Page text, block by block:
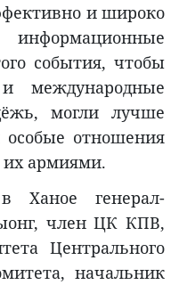
и широко
события, чтобы
международные
могли лучше
отношения
армиями.
генерал-
член ЦК КПВ,
Центрального
начальник